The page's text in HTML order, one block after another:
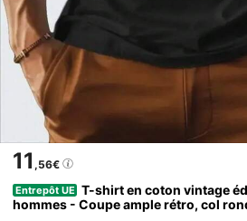
11 ,56€
Entrepôt UE T-shirt en coton vintage
hommes - Coupe ample rétro, col